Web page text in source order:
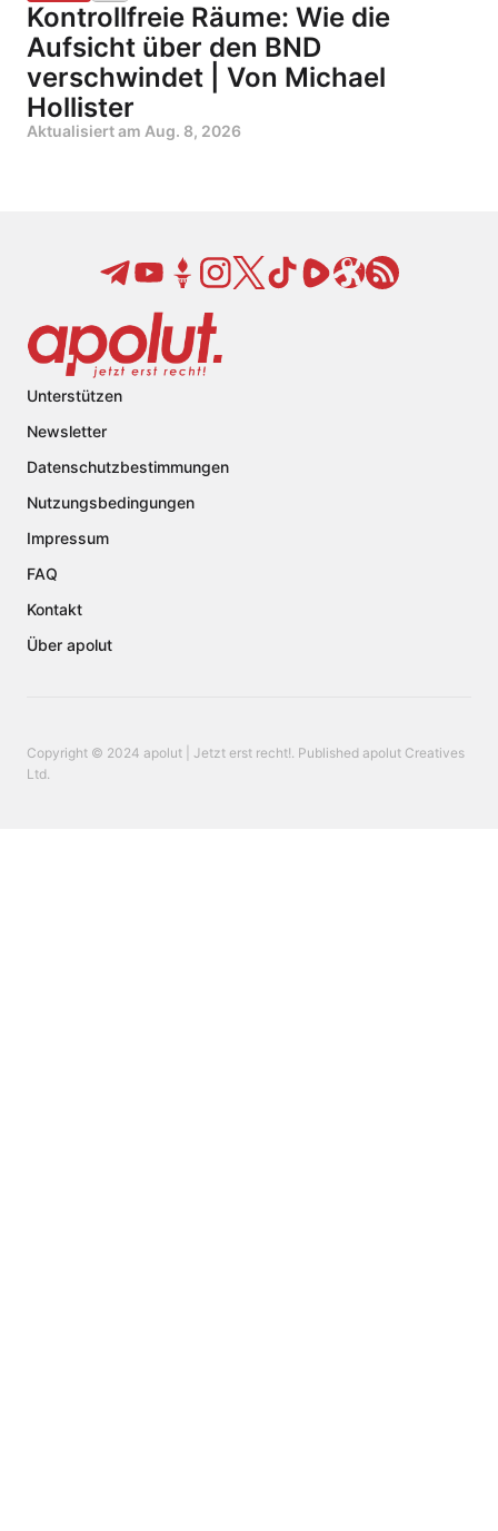
Kontrollfreie Räume: Wie die
Aufsicht über den BND
verschwindet | Von Michael
Hollister
Aktualisiert am Aug. 8, 2026
Unterstützen
Newsletter
Datenschutzbestimmungen
Nutzungsbedingungen
Impressum
FAQ
Kontakt
Über apolut
Copyright © 2024 apolut | Jetzt erst recht!. Published apolut Creatives
Ltd.